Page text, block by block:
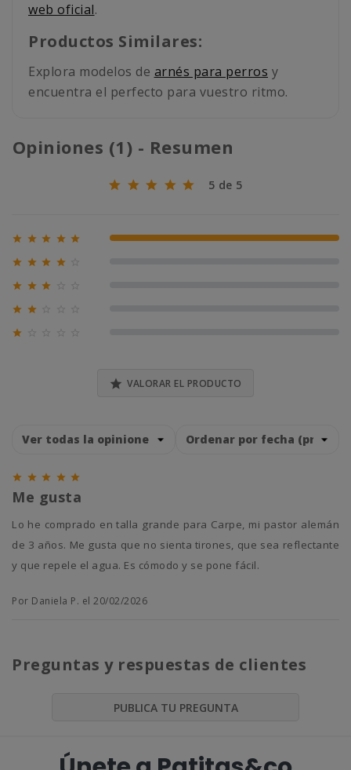
web oficial.
Productos Similares:
Explora modelos de arnés para perros y
encuentra el perfecto para vuestro ritmo.
Opiniones (1) - Resumen
5 de 5
     100% (1)
   
  
 

 VALORAR EL PRODUCTO
    
Me gusta
Lo he comprado en talla grande para Carpe, mi pastor alemán
de 3 años. Me gusta que no sienta tirones, que sea reflectante
y que repele el agua. Es cómodo y se pone fácil.
Por Daniela P. el 20/02/2026
Preguntas y respuestas de clientes
PUBLICA TU PREGUNTA